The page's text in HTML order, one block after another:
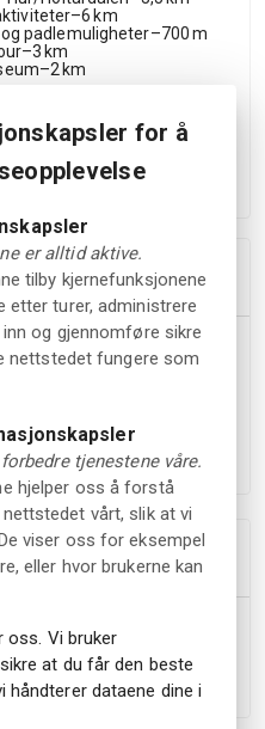
km
padlemuligheter–700 m
km
km
11:00
Badstue
minst 24 timer før
for å
er alltid aktive.
tilby kjernefunksjonene
turer, administrere
og gjennomføre sikre
nettstedet fungere som
tjenestene våre.
hjelper oss å forstå
vårt, slik at vi
viser oss for eksempel
eller hvor brukerne kan
oss. Vi bruker
at du får den beste
håndterer dataene dine i